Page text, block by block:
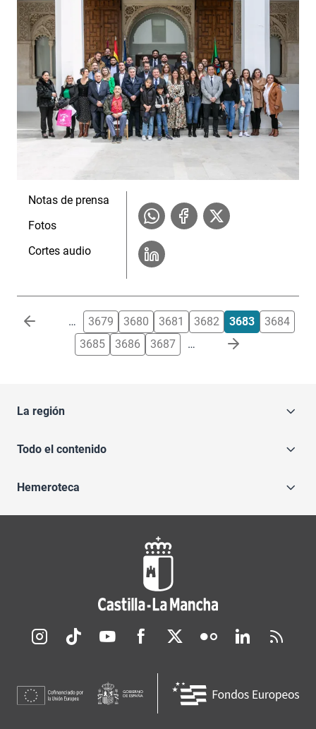
Notas de prensa
Fotos
Cortes audio
Paginación … 3679 3680 3681 3682 3683
3684
3685
3686 3687 …
La región
Todo el contenido
Hemeroteca
Redes sociales JCCM